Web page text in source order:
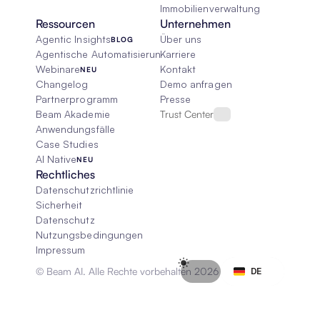
Immobilienverwaltung
Ressourcen
Agentic InsightsBLOG
Agentische Automatisierung 101
WebinareNEU
Changelog
Partnerprogramm
Beam Akademie
Anwendungsfälle
Case Studies
AI NativeNEU
Unternehmen
Über uns
Karriere
Kontakt
Demo anfragen
Presse
Trust Center
Rechtliches
Datenschutzrichtlinie
Sicherheit
Datenschutz
Nutzungsbedingungen
Impressum
© Beam AI. Alle Rechte vorbehalten 2026
DE